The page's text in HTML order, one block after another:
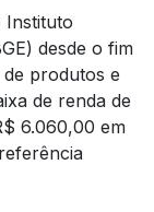
Instituto
desde o fim
produtos e
de renda de
6.060,00 em